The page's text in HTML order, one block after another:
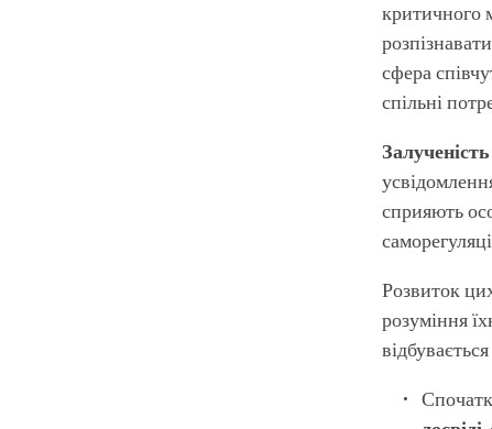
критичного
сфера
спільні
Залученість
сприяють
Розвиток
розуміння